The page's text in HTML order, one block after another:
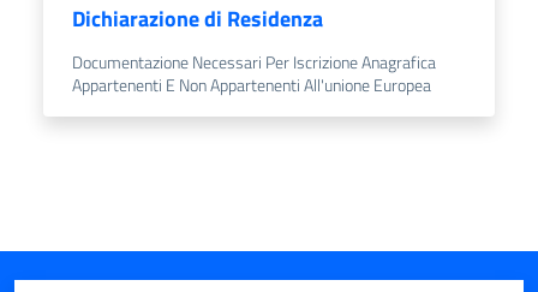
Dichiarazione di Residenza
Documentazione Necessari Per Iscrizione Anagrafica
Appartenenti E Non Appartenenti All'unione Europea